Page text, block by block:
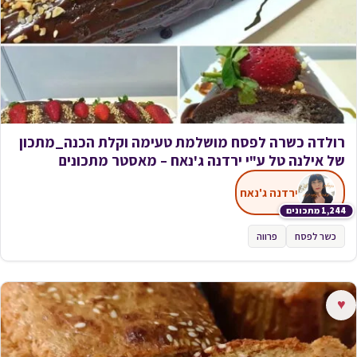
רולדה כשרה לפסח מושלמת טעימה וקלת הכנה_מתכון
של אילנה טל ע"י ירדנה ג'נאח – מאסטר מתכונים
1,244 מתכונים
ירדנה ג'נאח
כשר לפסח פרווה
♥